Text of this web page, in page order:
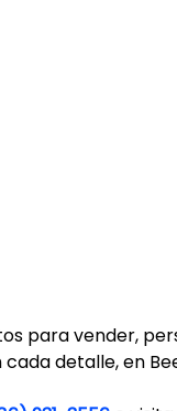
para vender,
detalle, en